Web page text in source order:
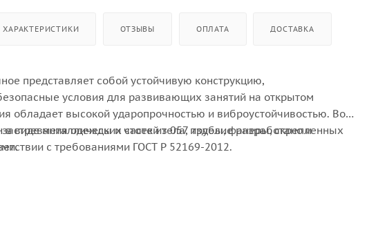
ХАРАКТЕРИСТИКИ ОТЗЫВЫ ОПЛАТА ДОСТАВКА
представляет собой устойчивую конструкцию,
условия для развивающих занятий на открытом
обладает высокой ударопрочностью и виброустойчивостью. Во
одежды и частей тела, изделие разработано и
с требованиями ГОСТ Р 52169-2012.
виде металлических стоек из 057 трубы, фанеры, скрепленных